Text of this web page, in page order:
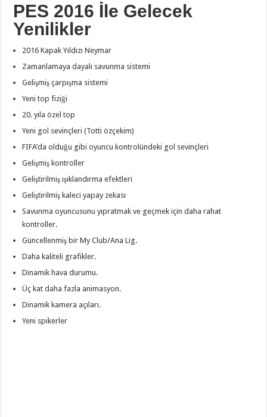
PES 2016 İle Gelecek
Yenilikler
2016 Kapak Yıldızı Neymar
Zamanlamaya dayalı savunma sistemi
Gelişmiş çarpışma sistemi
Yeni top fiziği
20. yıla özel top
Yeni gol sevinçleri (Totti özçekim)
FIFA’da olduğu gibi oyuncu kontrolündeki gol sevinçleri
Gelişmiş kontroller
Geliştirilmiş ışıklandırma efektleri
Geliştirilmiş kaleci yapay zekası
Savunma oyuncusunu yıpratmak ve geçmek için daha rahat
kontroller.
Güncellenmiş bir My Club/Ana Lig.
Daha kaliteli grafikler.
Dinamik hava durumu.
Üç kat daha fazla animasyon.
Dinamik kamera açıları.
Yeni spikerler